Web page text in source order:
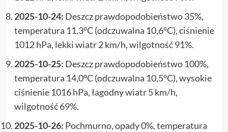
2025-10-24: Deszcz prawdopodobieństwo 35%,
temperatura 11,3°C (odczuwalna 10,6°C), ciśnienie
1012 hPa, lekki wiatr 2 km/h, wilgotność 91%.
2025-10-25: Deszcz prawdopodobieństwo 100%,
temperatura 14,0°C (odczuwalna 10,5°C), wysokie
ciśnienie 1016 hPa, łagodny wiatr 5 km/h,
wilgotność 69%.
2025-10-26: Pochmurno, opady 0%, temperatura